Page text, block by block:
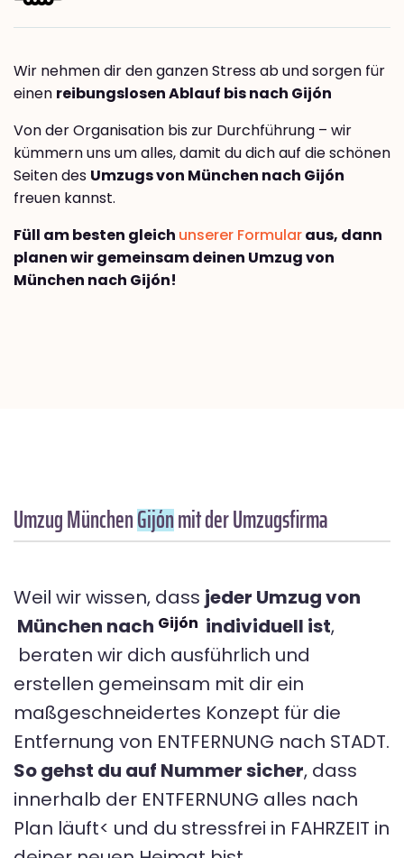
Wir nehmen dir den ganzen Stress ab und sorgen für
einen reibungslosen Ablauf bis nach Gijón
Von der Organisation bis zur Durchführung – wir
kümmern uns um alles, damit du dich auf die schönen
Seiten des Umzugs von München nach Gijón
freuen kannst.
Füll am besten gleich unserer Formularaus, dann
planen wir gemeinsam deinen Umzug von
München nach Gijón!
Umzug MünchenGijónmit der Umzugsfirma
Weil wir wissen, dass jeder Umzug von
München nach Gijón individuell ist,
beraten wir dich ausführlich und
erstellen gemeinsam mit dir ein
maßgeschneidertes Konzept für die
Entfernung von ENTFERNUNG nach STADT.
So gehst du auf Nummer sicher, dass
innerhalb der ENTFERNUNG alles nach
Plan läuft< und du stressfrei in FAHRZEIT in